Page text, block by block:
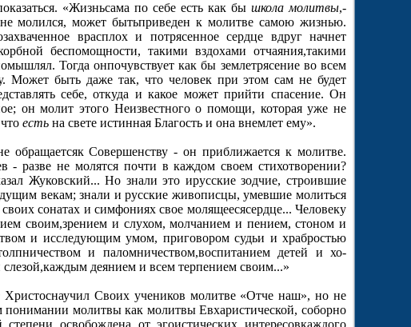
«Жизньсама по себе есть как бы школа молитвы,-
молился, может бытьприведен к молитве самою жизнью.
врасплох и потрясенное сердце вдруг начнет
беспомощности, такими вздохами отчаяния,такими
Тогда онпочувствует как бы землетрясение во всем
Может быть даже так, что человек при этом сам не будет
себе, откуда и какое может прийти спасение. Он
он молит этого Неизвестного о помощи, которая уже не
чтоестьна свете истинная Благость и она внемлет ему».
обращаетсяк Совершенству - он приближается к молитве.
разве не молятся почти в каждом своем стихотворении?
Жуковский... Но знали это ирусские зодчие, строившие
векам; знали и русские живописцы, умевшие мо­литься
сонатах и симфониях свое молящеесясердце... Человеку
своим,зрением и слухом, молчанием и пением, стоном и
и исследующим умом, приговором судьи и храбростью
и паломничеством,воспитанием детей и хо­
деянием и всем терпением своим...»
Своих учеников молитве «Отче наш», но не
молитвы как молитвы Евхаристической, соборно
освобождена от эгоистических интересовкаждого